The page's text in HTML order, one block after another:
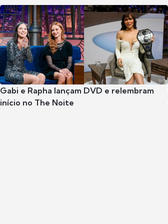
Gabi e Rapha lançam DVD e relembram
início no The Noite